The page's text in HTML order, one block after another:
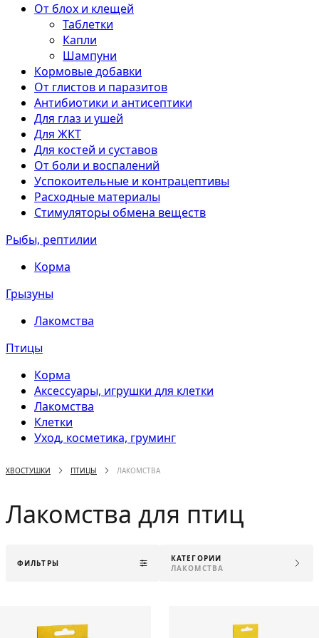
От блох и клещей
Таблетки
Капли
Шампуни
Кормовые добавки
От глистов и паразитов
Антибиотики и антисептики
Для глаз и ушей
Для ЖКТ
Для костей и суставов
От боли и воспалений
Успокоительные и контрацептивы
Расходные материалы
Стимуляторы обмена веществ
Рыбы, рептилии
Корма
Грызуны
Лакомства
Птицы
Корма
Аксессуары, игрушки для клетки
Лакомства
Клетки
Уход, косметика, груминг
ХВОСТУШКИ ПТИЦЫ ЛАКОМСТВА
Лакомства для птиц
ФИЛЬТРЫ
КАТЕГОРИИ
ЛАКОМСТВА